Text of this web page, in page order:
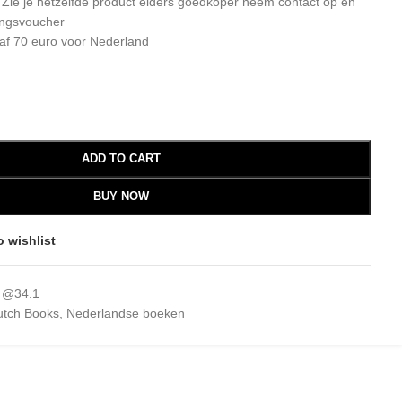
70 euro voor Nederland
ADD TO CART
BUY NOW
wishlist
Books Nederlandse boeken